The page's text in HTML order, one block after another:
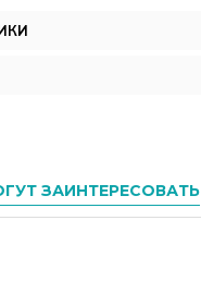
ЗАИНТЕРЕСОВАТЬ